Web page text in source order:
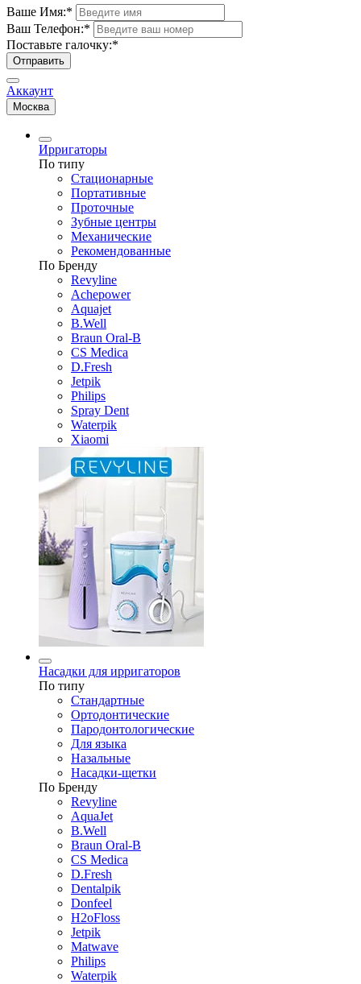
Ваше Имя:*
Ваш Телефон:*
Поставьте галочку:*
Отправить
Аккаунт
Москва
Ирригаторы
По типу
Стационарные
Портативные
Проточные
Зубные центры
Механические
Рекомендованные
По Бренду
Revyline
Achepower
Aquajet
B.Well
Braun Oral-B
CS Medica
D.Fresh
Jetpik
Philips
Spray Dent
Waterpik
Xiaomi
Насадки для ирригаторов
По типу
Стандартные
Ортодонтические
Пародонтологические
Для языка
Назальные
Насадки-щетки
По Бренду
Revyline
AquaJet
B.Well
Braun Oral-B
CS Medica
D.Fresh
Dentalpik
Donfeel
H2oFloss
Jetpik
Matwave
Philips
Waterpik